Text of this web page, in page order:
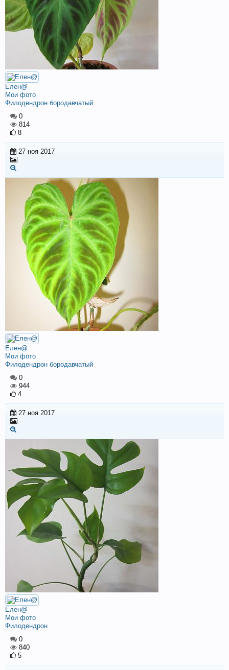
Елен@
Мои фото
Филодендрон бородавчатый
0
814
8
27 ноя 2017
Елен@
Мои фото
Филодендрон бородавчатый
0
944
4
27 ноя 2017
Елен@
Мои фото
Филодендрон
0
840
5